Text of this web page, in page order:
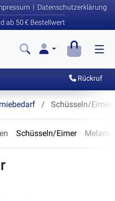
ab 50 € Bestellwert
| Datenschutzerklärung
Rückruf
Schüsseln/Eimer
Schüsseln/Eimer